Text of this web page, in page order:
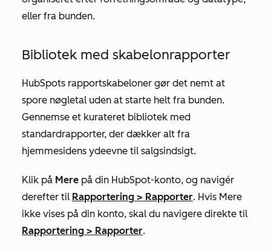
eller fra bunden.
Bibliotek med skabelonrapporter
HubSpots rapportskabeloner gør det nemt at
spore nøgletal uden at starte helt fra bunden.
Gennemse et kurateret bibliotek med
standardrapporter, der dækker alt fra
hjemmesidens ydeevne til salgsindsigt.
Klik på Mere på din HubSpot-konto, og navigér
derefter til Rapportering > Rapporter. Hvis Mere
ikke vises på din konto, skal du navigere direkte til
Rapportering > Rapporter.